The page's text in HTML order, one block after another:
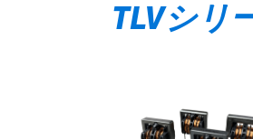
TLVシリ